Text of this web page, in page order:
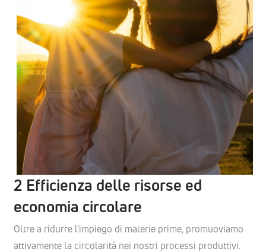
2 Efficienza delle risorse ed
economia circolare
Oltre a ridurre l'impiego di materie prime, promuoviamo
attivamente la circolarità nei nostri processi produttivi.